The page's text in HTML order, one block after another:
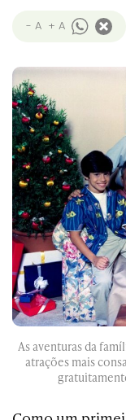
- A + A
As aventuras da
atrações mais